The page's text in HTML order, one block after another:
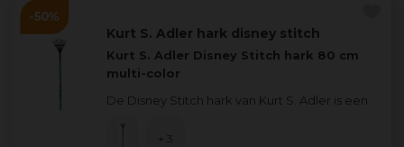
Kurt S. Adler hark disney stitch
Kurt S. Adler Disney Stitch hark 80 cm
multi-color
De Disney Stitch hark van Kurt S. Adler is een
+ 3